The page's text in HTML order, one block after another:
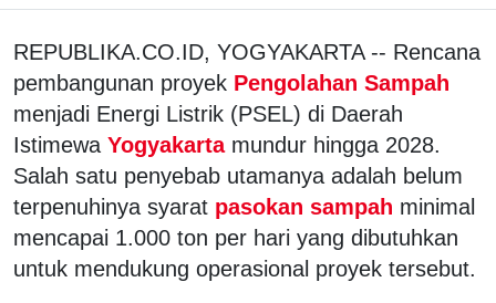
REPUBLIKA.CO.ID, YOGYAKARTA -- Rencana
pembangunan proyek Pengolahan Sampah
menjadi Energi Listrik (PSEL) di Daerah
Istimewa Yogyakarta mundur hingga 2028.
Salah satu penyebab utamanya adalah belum
terpenuhinya syarat pasokan sampah minimal
mencapai 1.000 ton per hari yang dibutuhkan
untuk mendukung operasional proyek tersebut.